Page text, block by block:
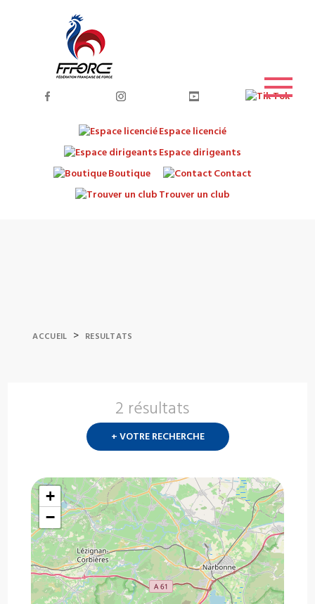
Espace licencié
Espace dirigeants
Boutique
Contact
Trouver un club
ACCUEIL > RESULTATS
2 résultats
+ VOTRE RECHERCHE
+
−